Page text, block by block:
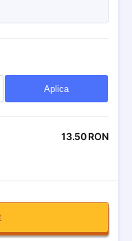
Aplica
13.50RON